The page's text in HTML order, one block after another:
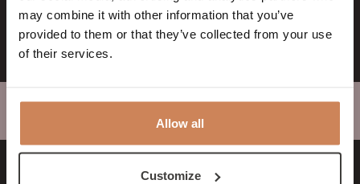
may combine it with other information that you’ve
provided to them or that they’ve collected from your use
of their services.
Allow all
Customize
bestellen
Home > Brasserie > Agenda
>
Vroege Vogelwandeling Voornes Duin met Ontbijt